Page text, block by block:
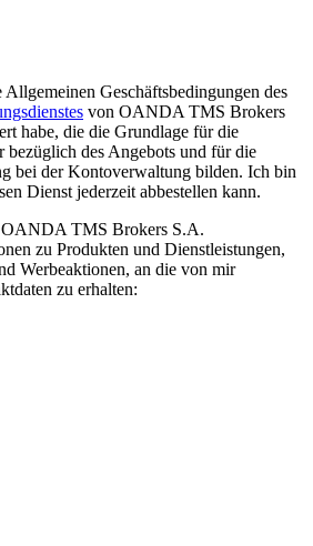
Allgemeinen Geschäftsbedingungen des
von OANDA TMS Brokers
habe, die die Grundlage für die
des Angebots und für die
bei der Kontoverwaltung bilden. Ich bin
Dienst jederzeit abbestellen kann.
TMS Brokers S.A.
zu Produkten und Dienstleistungen,
Werbeaktionen, an die von mir
zu erhalten: